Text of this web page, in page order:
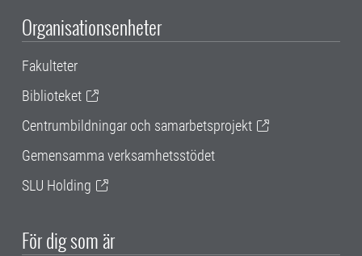
Organisationsenheter
Fakulteter
Biblioteket
Centrumbildningar och samarbetsprojekt
Gemensamma verksamhetsstödet
SLU Holding
För dig som är